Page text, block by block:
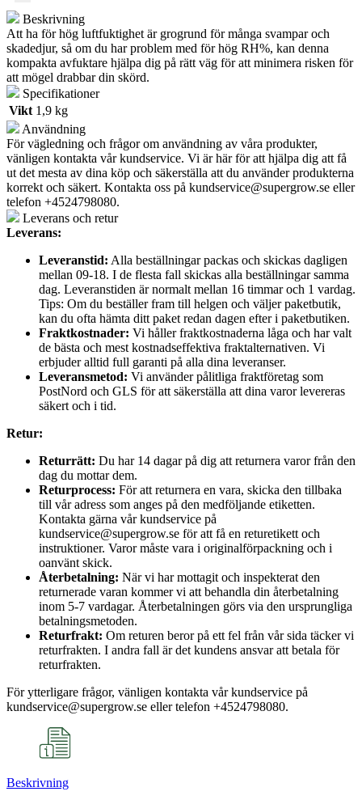
Beskrivning
Att ha för hög luftfuktighet är grogrund för många svampar och
skadedjur, så om du har problem med för hög RH%, kan denna
kompakta avfuktare hjälpa dig på rätt väg för att minimera risken för
att mögel drabbar din skörd.
Specifikationer
Vikt 1,9 kg
Användning
För vägledning och frågor om användning av våra produkter,
vänligen kontakta vår kundservice. Vi är här för att hjälpa dig att få
ut det mesta av dina köp och säkerställa att du använder produkterna
korrekt och säkert. Kontakta oss på kundservice@supergrow.se eller
telefon +4524798080.
Leverans och retur
Leverans:
Leveranstid: Alla beställningar packas och skickas dagligen
mellan 09-18. I de flesta fall skickas alla beställningar samma
dag. Leveranstiden är normalt mellan 16 timmar och 1 vardag.
Tips: Om du beställer fram till helgen och väljer paketbutik,
kan du ofta hämta ditt paket redan dagen efter i paketbutiken.
Fraktkostnader: Vi håller fraktkostnaderna låga och har valt
de bästa och mest kostnadseffektiva fraktalternativen. Vi
erbjuder alltid full garanti på alla dina leveranser.
Leveransmetod: Vi använder pålitliga fraktföretag som
PostNord och GLS för att säkerställa att dina varor levereras
säkert och i tid.
Retur:
Returrätt: Du har 14 dagar på dig att returnera varor från den
dag du mottar dem.
Returprocess: För att returnera en vara, skicka den tillbaka
till vår adress som anges på den medföljande etiketten.
Kontakta gärna vår kundservice på
kundservice@supergrow.se för att få en returetikett och
instruktioner. Varor måste vara i originalförpackning och i
oanvänt skick.
Återbetalning: När vi har mottagit och inspekterat den
returnerade varan kommer vi att behandla din återbetalning
inom 5-7 vardagar. Återbetalningen görs via den ursprungliga
betalningsmetoden.
Returfrakt: Om returen beror på ett fel från vår sida täcker vi
returfrakten. I andra fall är det kundens ansvar att betala för
returfrakten.
För ytterligare frågor, vänligen kontakta vår kundservice på
kundservice@supergrow.se eller telefon +4524798080.
Beskrivning